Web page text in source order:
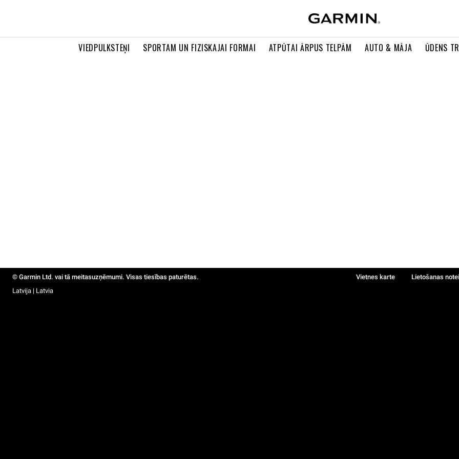
VIEDPULKSTEŅI SPORTAM UN FIZISKAJAI FORMAI ATPŪTAI ĀRPUS TELPĀM AUTO & MĀJA ŪDENS
© Garmin Ltd. vai tā meitasuzņēmumi. Visas tiesības paturētas. Vietnes karte Lietošanas
Latvija | Latvia